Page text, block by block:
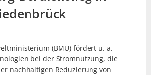
(BMU) fördert u. a.
bei der Stromnutzung, die
nachhaltigen Reduzierung von